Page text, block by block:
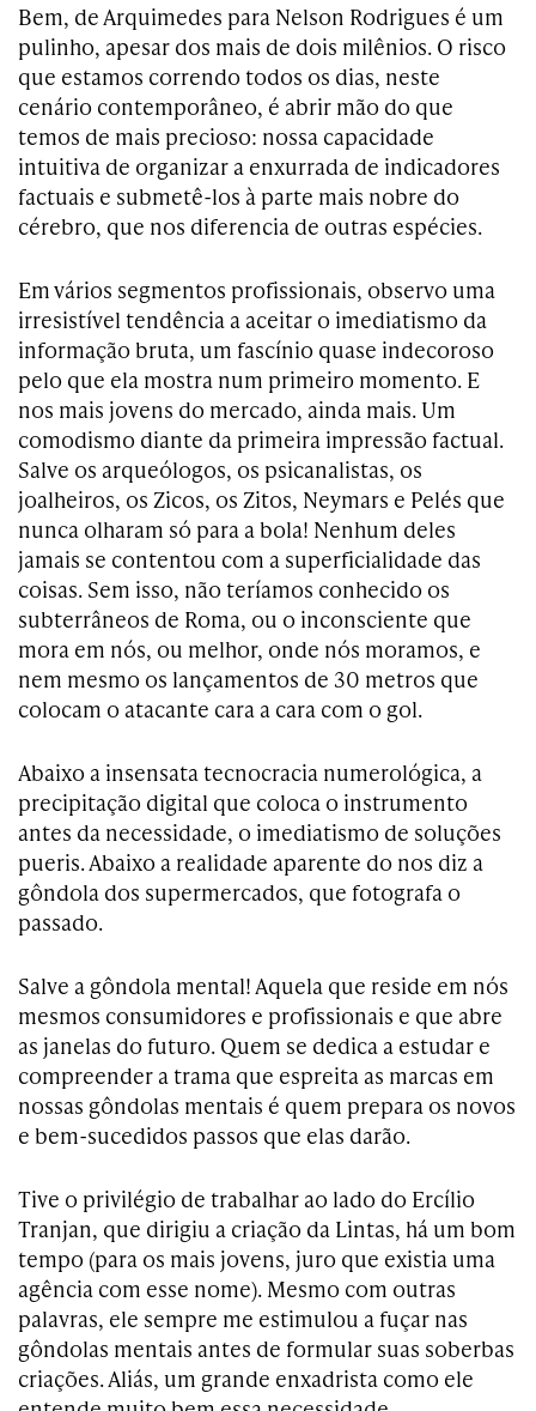
Bem, de Arquimedes para Nelson Rodrigues é um
pulinho, apesar dos mais de dois milênios. O risco
que estamos correndo todos os dias, neste
cenário contemporâneo, é abrir mão do que
temos de mais precioso: nossa capacidade
intuitiva de organizar a enxurrada de indicadores
factuais e submetê-los à parte mais nobre do
cérebro, que nos diferencia de outras espécies.
Em vários segmentos profissionais, observo uma
irresistível tendência a aceitar o imediatismo da
informação bruta, um fascínio quase indecoroso
pelo que ela mostra num primeiro momento. E
nos mais jovens do mercado, ainda mais. Um
comodismo diante da primeira impressão factual.
Salve os arqueólogos, os psicanalistas, os
joalheiros, os Zicos, os Zitos, Neymars e Pelés que
nunca olharam só para a bola! Nenhum deles
jamais se contentou com a superficialidade das
coisas. Sem isso, não teríamos conhecido os
subterrâneos de Roma, ou o inconsciente que
mora em nós, ou melhor, onde nós moramos, e
nem mesmo os lançamentos de 30 metros que
colocam o atacante cara a cara com o gol.
Abaixo a insensata tecnocracia numerológica, a
precipitação digital que coloca o instrumento
antes da necessidade, o imediatismo de soluções
pueris. Abaixo a realidade aparente do nos diz a
gôndola dos supermercados, que fotografa o
passado.
Salve a gôndola mental! Aquela que reside em nós
mesmos consumidores e profissionais e que abre
as janelas do futuro. Quem se dedica a estudar e
compreender a trama que espreita as marcas em
nossas gôndolas mentais é quem prepara os novos
e bem-sucedidos passos que elas darão.
Tive o privilégio de trabalhar ao lado do Ercílio
Tranjan, que dirigiu a criação da Lintas, há um bom
tempo (para os mais jovens, juro que existia uma
agência com esse nome). Mesmo com outras
palavras, ele sempre me estimulou a fuçar nas
gôndolas mentais antes de formular suas soberbas
criações. Aliás, um grande enxadrista como ele